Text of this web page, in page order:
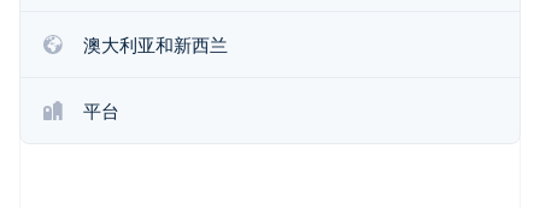
立即观看
澳大利亚和新西兰
平台